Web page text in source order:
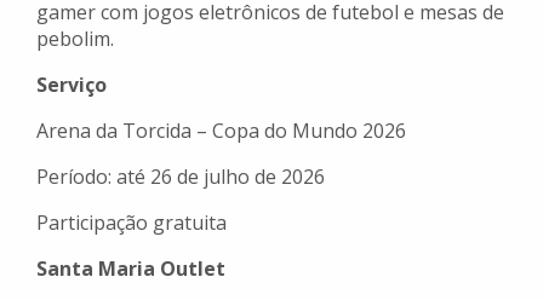
gamer com jogos eletrônicos de futebol e mesas de
pebolim.
Serviço
Arena da Torcida – Copa do Mundo 2026
Período: até 26 de julho de 2026
Participação gratuita
Santa Maria Outlet